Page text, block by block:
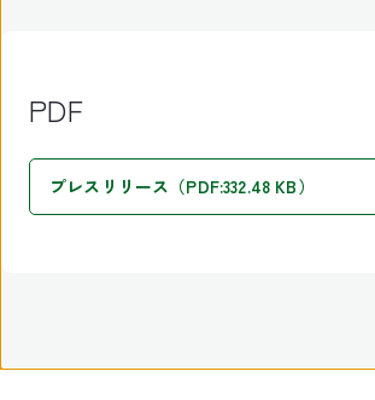
PDF
プレスリリース（PDF:332.48 KB）